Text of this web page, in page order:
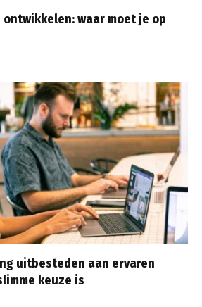
waar moet je op
uitbesteden aan ervaren
keuze is